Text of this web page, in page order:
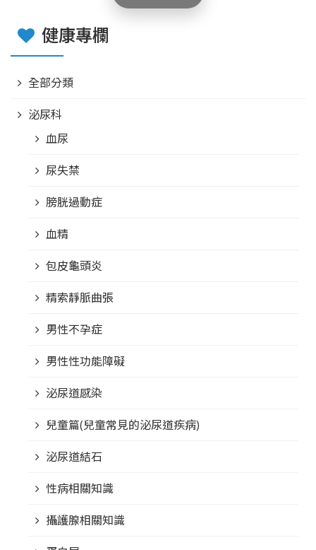
健康專欄
全部分類
泌尿科
血尿
尿失禁
膀胱過動症
血精
包皮龜頭炎
精索靜脈曲張
男性不孕症
男性性功能障礙
泌尿道感染
兒童篇(兒童常見的泌尿道疾病)
泌尿道結石
性病相關知識
攝護腺相關知識